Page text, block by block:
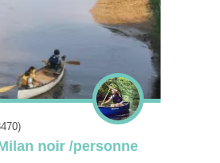
noir /personne